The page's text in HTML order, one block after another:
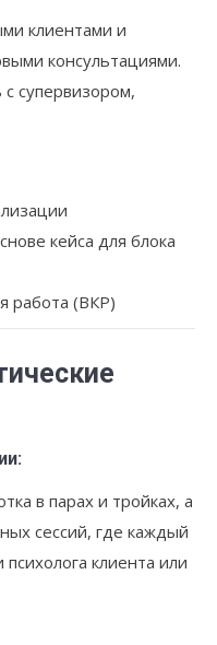
клиентами и
консультациями.
супервизором,
кейса для блока
работа (ВКР)
в парах и тройках, а
сессий, где каждый
клиента или